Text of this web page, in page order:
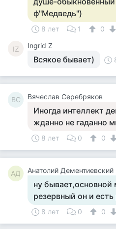
ф"Медведь")
8 лет 1 0
IZ Ingrid Z
Всякое бывает)
ВС Вячеслав Серебряков
Иногда интеллект
жданно не гаданно
8 лет 0 0
АД Анатолий Дементиевский
ну бывает,основной
резервный он и
8 лет 0 0